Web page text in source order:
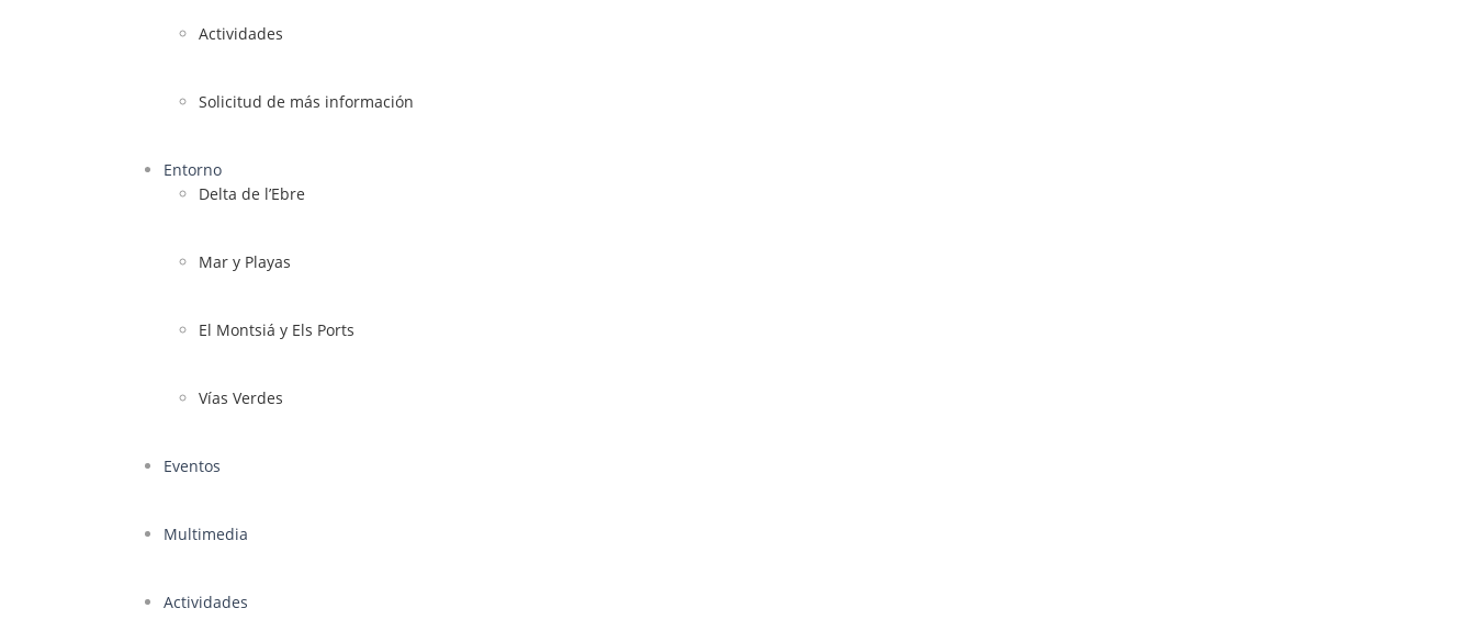
Actividades
Solicitud de más información
Entorno
Delta de l’Ebre
Mar y Playas
El Montsiá y Els Ports
Vías Verdes
Eventos
Multimedia
Actividades